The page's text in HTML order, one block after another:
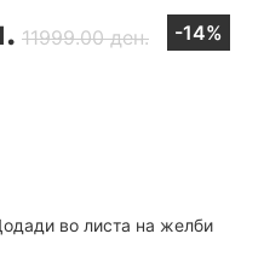
11999.00 ден.
-14%
во листа на желби